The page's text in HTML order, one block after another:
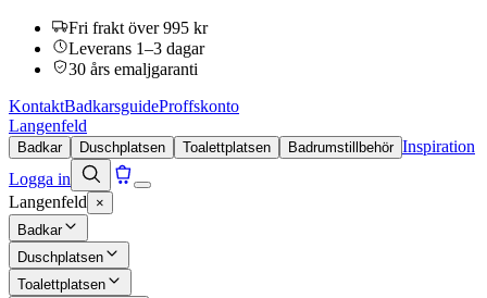
Fri frakt över 995 kr
Leverans 1–3 dagar
30 års emaljgaranti
KontaktBadkarsguideProffskonto
Langenfeld
Badkar Duschplatsen Toalettplatsen Badrumstillbehör Inspiration
Logga in
Langenfeld
×
Badkar
Duschplatsen
Toalettplatsen